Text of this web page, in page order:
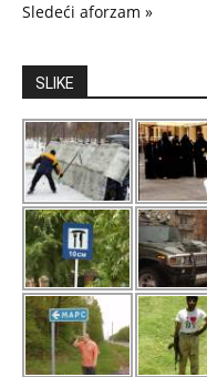
Sledeći aforzam »
SLIKE